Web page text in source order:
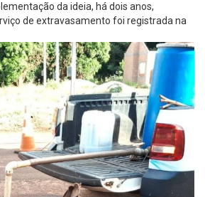
da ideia, há dois anos,
de extravasamento foi registrada na